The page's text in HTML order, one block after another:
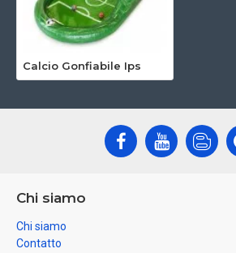
Calcio Gonfiabile Ips
Chi siamo
Chi siamo
Contatto